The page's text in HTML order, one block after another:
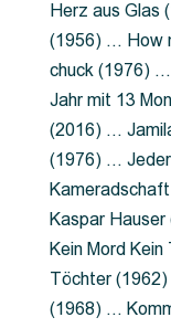
Herz aus Glas
(1956) … How
chuck (1976)
Jahr mit 13
(2016) …
(1976) …
Kaspar
Kein Mord
Töchter
(1968) …